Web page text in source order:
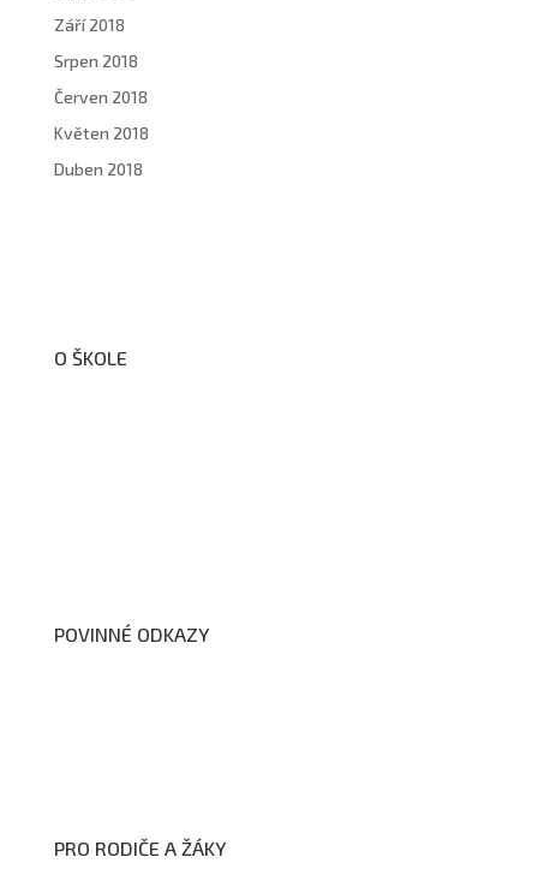
Září 2018
Srpen 2018
Červen 2018
Květen 2018
Duben 2018
O ŠKOLE
POVINNÉ ODKAZY
PRO RODIČE A ŽÁKY